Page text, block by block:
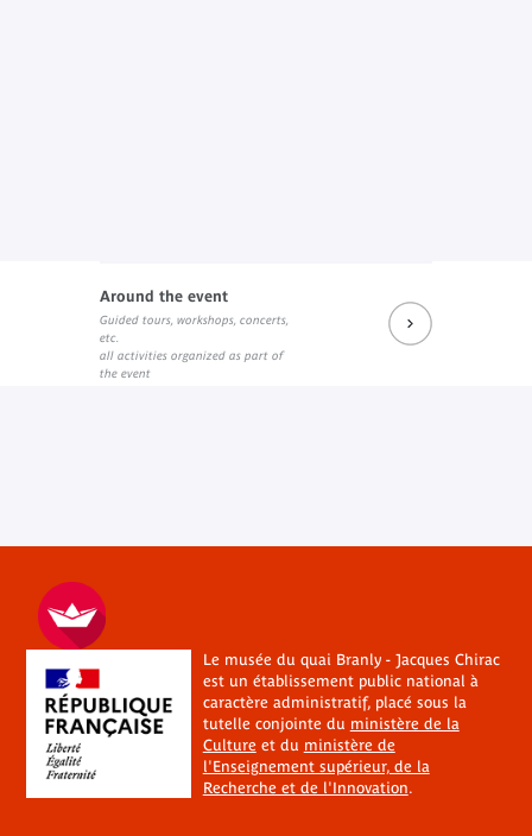
Around the event
Guided tours, workshops, concerts,
etc.
all activities organized as part of
the event
Le musée du quai Branly - Jacques Chirac
est un établissement public national à
caractère administratif, placé sous la
tutelle conjointe du ministère de la
Cultureet du ministère de
l'Enseignement supérieur, de la
Recherche et de l'Innovation.